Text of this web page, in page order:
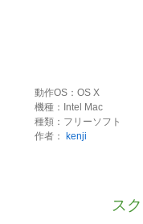
動作OS：OS X
機種：Intel Mac
種類：フリーソフト
作者：
kenji
ス